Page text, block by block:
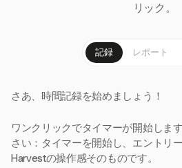
リック。
記録 レポート
さあ、時間記録を始めましょう！
ワンクリックでタイマーが開始しま
さい：タイマーを開始し、エントリ
Harvestの操作感そのものです。